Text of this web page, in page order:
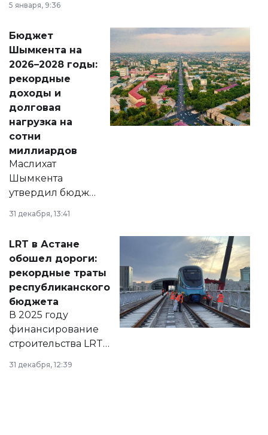
принести
народу
Венесуэлы.
5 января, 9:36
Бюджет
Шымкента на
2026–2028 годы:
рекордные
доходы и
долговая
нагрузка на
сотни
миллиардов
Маслихат
Шымкента
утвердил бюджет
города на 2026–
2028 годы.
документ
появился в базе
нормативных
правовых актов и
на сайте маслихат
города.
31 декабря, 13:41
LRT в Астане
обошел дороги:
рекордные траты
республиканского
бюджета
В 2025 году
финансирование
строительства LRT
в Астане из
республиканского
31 декабря, 12:39